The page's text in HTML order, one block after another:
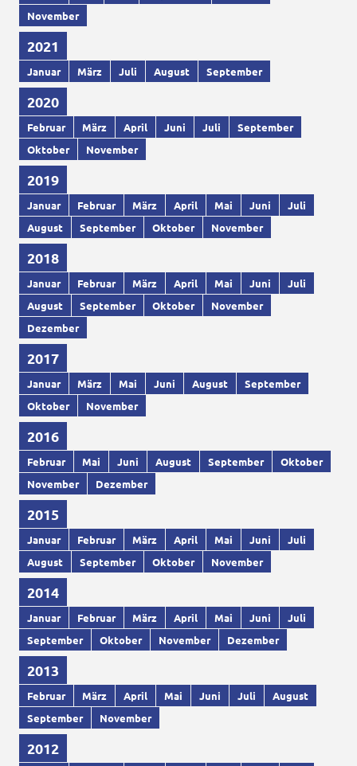
November
2021
Januar März Juli August September
2020
Februar März April Juni Juli
September
Oktober
November
2019
Januar Februar März April Mai Juni
Juli
August
September Oktober November
2018
Januar Februar März April Mai Juni
Juli
August
September Oktober
November
Dezember
2017
Januar März Mai Juni August
September
Oktober
November
2016
Februar Mai Juni August September
Oktober
November
Dezember
2015
Januar Februar März April Mai Juni
Juli
August
September Oktober November
2014
Januar Februar März April Mai Juni
Juli
September
Oktober November Dezember
2013
Februar März April Mai Juni Juli
August
September
November
2012